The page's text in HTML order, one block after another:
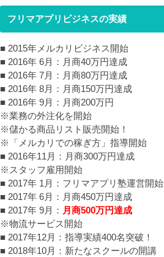
フリマアプリビジネスの実績
■ 2015年メルカリビジネス開始
■ 2016年 6月：月商40万円達成
■ 2016年 7月：月商80万円達成
■ 2016年 8月：月商150万円達成
■ 2016年 9月：月商200万円
※業務の外注化を開始
※儲かる商品リスト販売開始！
※「メルカリでの稼ぎ方」指導開始
■ 2016年11月：月商300万円達成
※スタッフ雇用開始
■ 2017年 1月：フリマアプリ塾運営開始
■ 2017年 6月：月商450万円達成
■ 2017年 9月： 月商500万円達成
※物流サービス開始
■ 2017年12月：指導実績400名突破！
■ 2018年10月：新たなスクールの開講